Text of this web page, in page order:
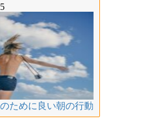
ために良い朝の行動